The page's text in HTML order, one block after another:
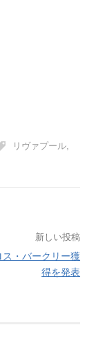
リヴァプール,
新しい投稿
ス・バークリー獲
得を発表